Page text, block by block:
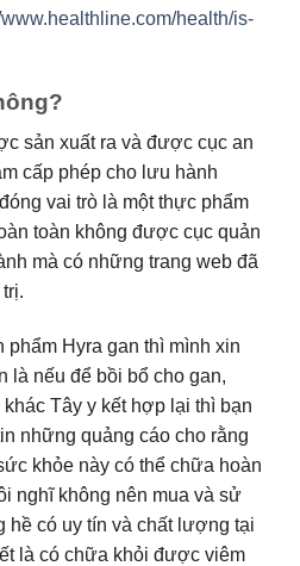
www.healthline.com/health/is-
sản xuất ra và được cục an
cấp phép cho lưu hành
vai trò là một thực phẩm
toàn không được cục quản
mà có những trang web đã
phẩm Hyra gan thì mình xin
là nếu để bồi bổ cho gan,
Tây y kết hợp lại thì bạn
những quảng cáo cho rằng
khỏe này có thể chữa hoàn
nghĩ không nên mua và sử
hề có uy tín và chất lượng tại
là có chữa khỏi được viêm